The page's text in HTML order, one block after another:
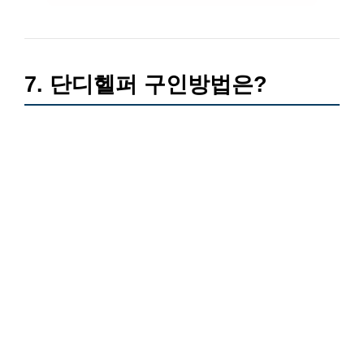
7. 단디헬퍼 구인방법은?